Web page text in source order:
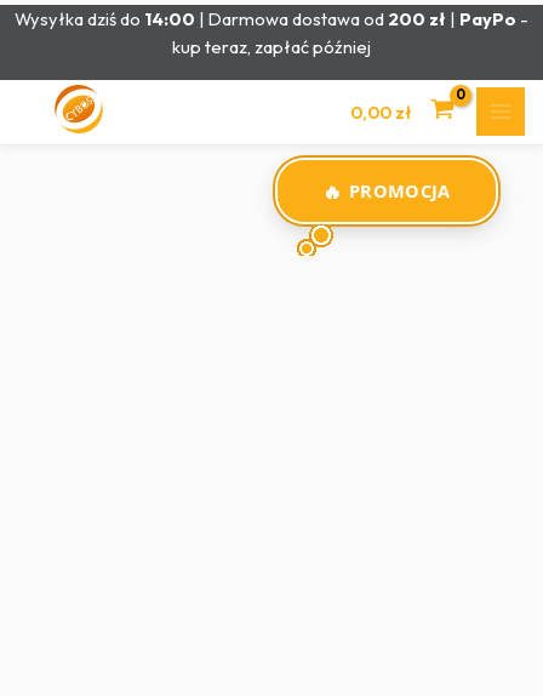
Przejdź
Wysyłka dziś do 14:00 | Darmowa dostawa od 200 zł | PayPo -
kup teraz, zapłać później
0,00 zł
PROMOCJA